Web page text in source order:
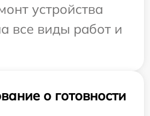
устройства
все виды работ и
о готовности